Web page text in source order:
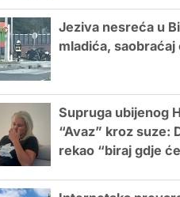
Jeziva nesreća u
mladića,
Supruga ubijenog
“Avaz” kroz suze:
rekao “biraj gdje